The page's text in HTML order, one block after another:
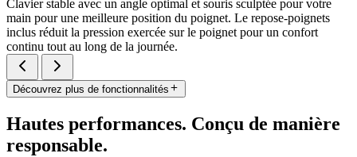
Clavier stable avec un angle optimal et souris sculptée pour votre
main pour une meilleure position du poignet. Le repose-poignets
inclus réduit la pression exercée sur le poignet pour un confort
continu tout au long de la journée.
Découvrez plus de fonctionnalités
Hautes performances. Conçu de manière
responsable.